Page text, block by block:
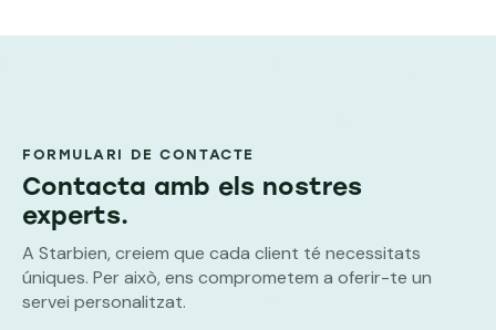
FORMULARI DE CONTACTE
Contacta amb els nostres
experts.
A Starbien, creiem que cada client té necessitats
úniques. Per això, ens comprometem a oferir-te un
servei personalitzat.